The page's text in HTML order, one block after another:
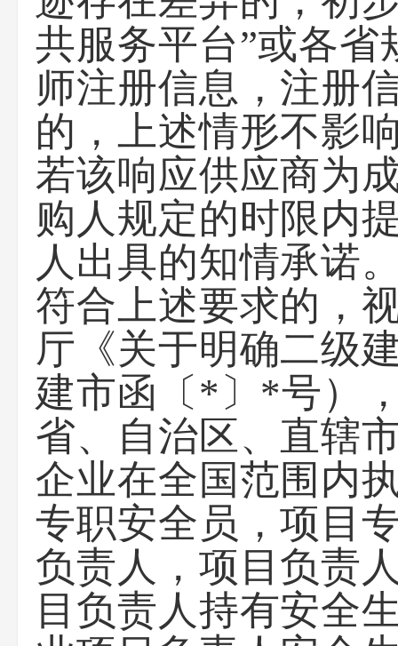
共服务平台”或各
师注册信息，注册
的，上述情形不影
若该响应供应商为
购人规定的时限内
人出具的知情承诺
符合上述要求的，
厅《关于明确二级
建市函〔*〕*号）
省、自治区、直辖
企业在全国范围内
专职安全员，项目
负责人，项目负责
目负责人持有安全